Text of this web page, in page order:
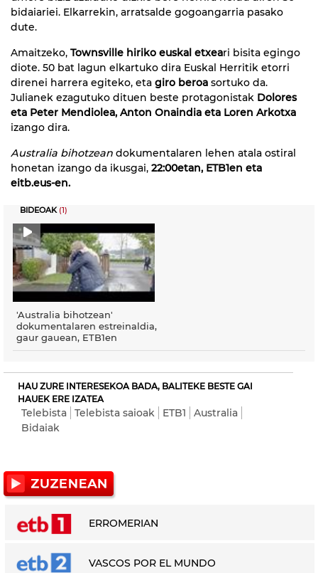
bidaiariei. Elkarrekin, arratsalde gogoangarria pasako
dute.
Amaitzeko, Townsville hiriko euskal etxeari bisita egingo
diote. 50 bat lagun elkartuko dira Euskal Herritik etorri
direnei harrera egiteko, eta giro beroa sortuko da.
Julianek ezagutuko dituen beste protagonistak Dolores
eta Peter Mendiolea, Anton Onaindia eta Loren Arkotxa
izango dira.
Australia bihotzean dokumentalaren lehen atala ostiral
honetan izango da ikusgai, 22:00etan, ETB1en eta
eitb.eus-en.
BIDEOAK (1)
'Australia bihotzean'
dokumentalaren estreinaldia,
gaur gauean, ETB1en
HAU ZURE INTERESEKOA BADA, BALITEKE BESTE GAI
HAUEK ERE IZATEA
Telebista Telebista saioak ETB1
Australia
Bidaiak
ERROMERIAN
VASCOS POR EL MUNDO